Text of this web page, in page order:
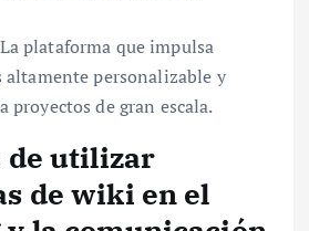
La plataforma que impulsa
altamente personalizable y
proyectos de gran escala.
de utilizar
de wiki en el